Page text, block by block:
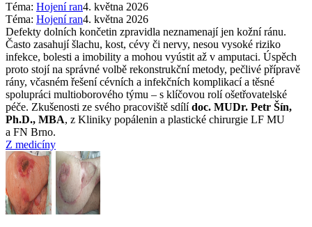
Téma: Hojení ran4. května 2026
Téma: Hojení ran4. května 2026
Defekty dolních končetin zpravidla neznamenají jen kožní ránu.
Často zasahují šlachu, kost, cévy či nervy, nesou vysoké riziko
infekce, bolesti a imobility a mohou vyústit až v amputaci. Úspěch
proto stojí na správné volbě rekonstrukční metody, pečlivé přípravě
rány, včasném řešení cévních a infekčních komplikací a těsné
spolupráci multioborového týmu –⁠ s klíčovou rolí ošetřovatelské
péče. Zkušenosti ze svého pracoviště sdílídoc. MUDr. Petr Šín,
Ph.D., MBA, z Kliniky popálenin a plastické chirurgie LF MU
a FN Brno.
Z medicíny